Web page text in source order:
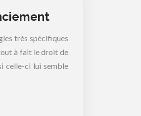
très spécifiques
à fait le droit de
celle-ci lui semble